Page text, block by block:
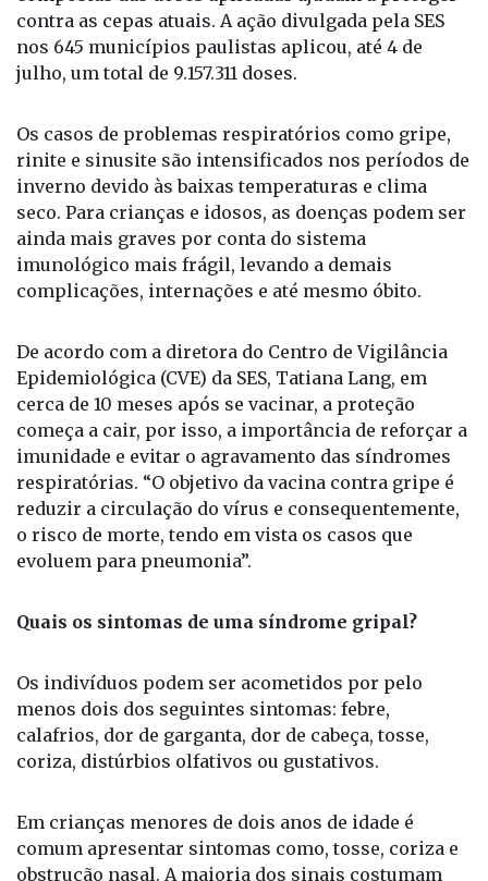
contra as cepas atuais. A ação divulgada pela SES
nos 645 municípios paulistas aplicou, até 4 de
julho, um total de 9.157.311 doses.
Os casos de problemas respiratórios como gripe,
rinite e sinusite são intensificados nos períodos de
inverno devido às baixas temperaturas e clima
seco. Para crianças e idosos, as doenças podem ser
ainda mais graves por conta do sistema
imunológico mais frágil, levando a demais
complicações, internações e até mesmo óbito.
De acordo com a diretora do Centro de Vigilância
Epidemiológica (CVE) da SES, Tatiana Lang, em
cerca de 10 meses após se vacinar, a proteção
começa a cair, por isso, a importância de reforçar a
imunidade e evitar o agravamento das síndromes
respiratórias. “O objetivo da vacina contra gripe é
reduzir a circulação do vírus e consequentemente,
o risco de morte, tendo em vista os casos que
evoluem para pneumonia”.
Quais os sintomas de uma síndrome gripal?
Os indivíduos podem ser acometidos por pelo
menos dois dos seguintes sintomas: febre,
calafrios, dor de garganta, dor de cabeça, tosse,
coriza, distúrbios olfativos ou gustativos.
Em crianças menores de dois anos de idade é
comum apresentar sintomas como, tosse, coriza e
obstrução nasal. A maioria dos sinais costumam